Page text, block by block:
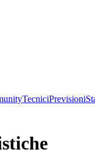
TecniciPrevisioni